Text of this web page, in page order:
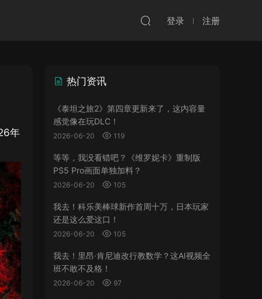
登录 注册
年
热门资讯
《泰坦之旅2》第四章更新来了，这内容量
感觉像在玩DLC！
2026-06-20 119
等等，我没看错吧？《维罗妮卡》重制版
PS5 Pro画面单独加料？
2026-06-20 105
我去！科乐美棒球新作首周十万，日本玩家
还是这么爱这口！
2026-06-20 105
我去！里昂·肯尼迪改行教数学？这AI视频全
班不敢不及格！
2026-06-20 97